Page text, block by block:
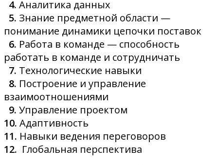
4. Аналитика данных
5. Знание предметной области —
понимание динамики цепочки поставок
6. Работа в команде — способность
работать в команде и сотрудничать
7. Технологические навыки
8. Построение и управление
взаимоотношениями
9. Управление проектом
10. Адаптивность
11. Навыки ведения переговоров
12. Глобальная перспектива